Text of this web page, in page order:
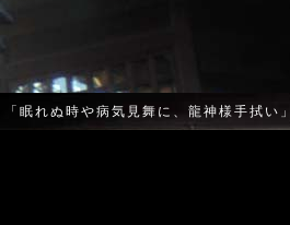
「眠れぬ時や病気見舞に、龍神様手拭い」